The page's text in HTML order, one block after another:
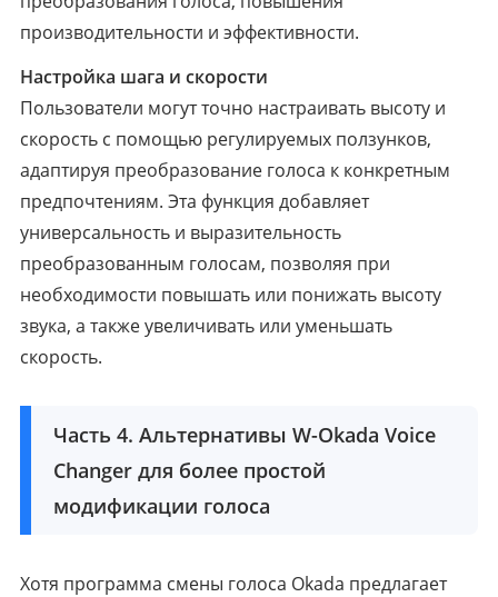
производительности и эффективности.
Настройка шага и скорости
Пользователи могут точно настраивать высоту и
скорость с помощью регулируемых ползунков,
адаптируя преобразование голоса к конкретным
предпочтениям. Эта функция добавляет
универсальность и выразительность
преобразованным голосам, позволяя при
необходимости повышать или понижать высоту
звука, а также увеличивать или уменьшать
скорость.
Часть 4. Альтернативы W-Okada Voice
Changer для более простой
модификации голоса
Хотя программа смены голоса Okada предлагает